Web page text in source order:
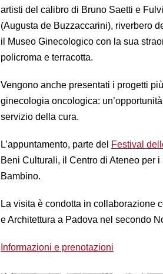
artisti del calibro di Bruno Saetti e
(Augusta de Buzzaccarini), riverbero
il Museo Ginecologico con la sua
policroma e terracotta.
Vengono anche presentati i progetti
ginecologia oncologica:
servizio della cura.
L’appuntamento, parte del Festival
Beni Culturali, il Centro di Ateneo per
Bambino.
La visita è condotta in collaborazione
e Architettura a Padova nel secondo
Informazioni e prenotazioni